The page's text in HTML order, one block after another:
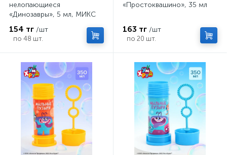
нелопающиеся
«Динозавры», 5 мл, МИКС
154 тг /шт
по 48 шт.
«Простоквашино», 35 мл
163 тг /шт
по 20 шт.